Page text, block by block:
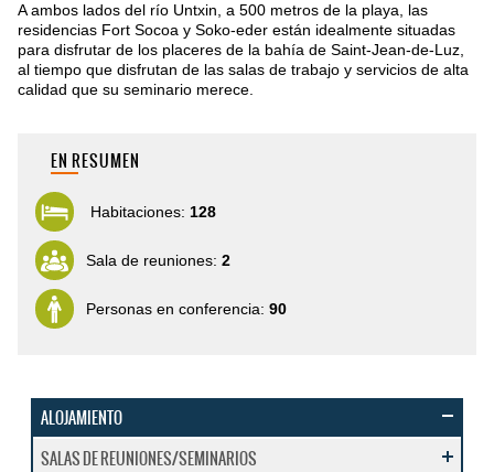
A ambos lados del río Untxin, a 500 metros de la playa, las
residencias Fort Socoa y Soko-eder están idealmente situadas
para disfrutar de los placeres de la bahía de Saint-Jean-de-Luz,
al tiempo que disfrutan de las salas de trabajo y servicios de alta
calidad que su seminario merece.
EN RESUMEN
Habitaciones: 128
Sala de reuniones: 2
Personas en conferencia: 90
ALOJAMIENTO
SALAS DE REUNIONES/SEMINARIOS